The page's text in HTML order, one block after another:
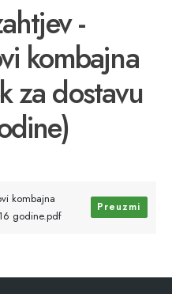
-
kombajna
za dostavu
kombajna
godine.pdf
Preuzmi